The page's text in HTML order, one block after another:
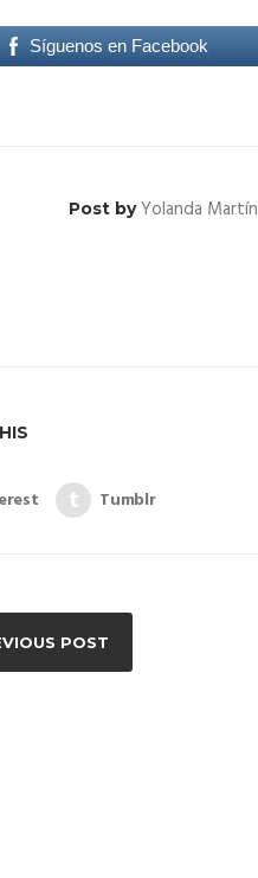
Síguenos en Facebook
Post byYolanda Martín
Tumblr
POST